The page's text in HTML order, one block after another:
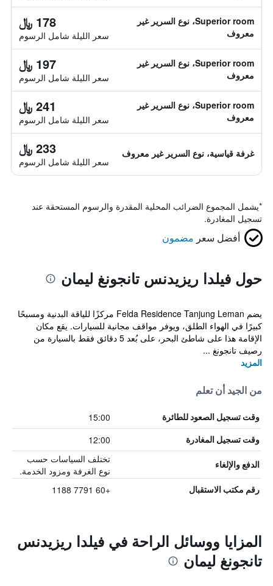
Superior room، نوع السرير غير
معروف
178 ﷼
سعر الليلة شامل الرسوم
Superior room، نوع السرير غير
معروف
197 ﷼
سعر الليلة شامل الرسوم
Superior room، نوع السرير غير
معروف
241 ﷼
سعر الليلة شامل الرسوم
غرفة قياسية، نوع السرير غير معروف 233 ﷼
سعر الليلة شامل الرسوم
*يشمل المجموع الضرائب المحلية المقدرة والرسوم المستحقة عند
تسجيل المغادرة.
أفضل سعر مضمون
حول فيلدا ريزيدنس تانجونغ ليمان
يضم Felda Residence Tanjung Leman مركزًا للياقة البدنية ومسبحًا
كبيرًا في الهواء الطلق، ويوفر مواقف مجانية للسيارات. يقع مكان
الإقامة هذا على شاطئ البحر، على بُعد 5 دقائق فقط بالسيارة من
رصيف تانجونغ ...
المزيد
من الجيد أن تعلم
وقت تسجيل الصعود للطائرة 15:00
وقت تسجيل المغادرة 12:00
الدفع والإلغاء
تختلف السياسات حسب
نوع الغرفة ومزود الخدمة.
رقم مكتب الاستقبال +60 7791 1188
المزايا ووسائل الراحة في فيلدا ريزيدنس
تانجونغ ليمان